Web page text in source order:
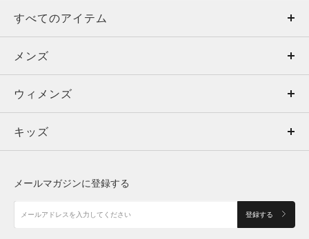
すべてのアイテム
メンズ
ウィメンズ
キッズ
アクセサリー
メンズ
トップス
ボトムス
アクセサリー
ウィメンズ
トップス
シューズ
キッズ
メールマガジンに登録する
登録する